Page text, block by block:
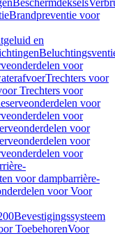
Beschermdeksels
Brandpreventie voor
en
voor
Trechters voor
Trechters voor
voor
voor
voor
voor
voor
voor dampbarrière-
voor Voor
Bevestigingssysteem
ToebehorenVoor